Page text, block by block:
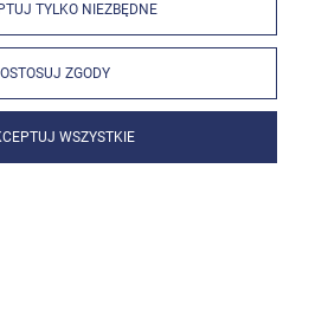
TYLKO NIEZBĘDNE
ZGODY
WSZYSTKIE